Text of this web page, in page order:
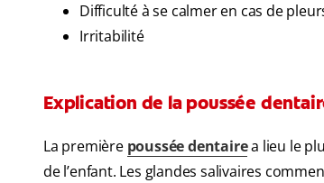
Difficulté à se calmer en cas de
Irritabilité
Explication de la poussée
La première poussée dentairea lieu le
de l’enfant. Les glandes salivaires